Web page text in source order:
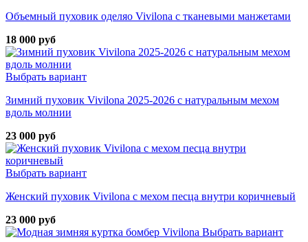
Объемный пуховик оделяо Vivilona с тканевыми манжетами
18 000 руб
Выбрать вариант
Зимний пуховик Vivilona 2025-2026 с натуральным мехом
вдоль молнии
23 000 руб
Выбрать вариант
Женский пуховик Vivilona с мехом песца внутри коричневый
23 000 руб
Выбрать вариант